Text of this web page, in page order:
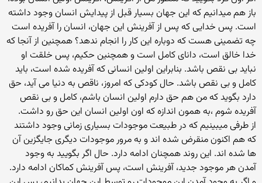
باز هم میدانیم که این جهان بسیار قبل از پیدایش انسان وجود داشته
است. پس خدایی که پس از آفرینش این جهان، انسان را آفریده است
چه تضمینی هست که دوباره این کار را انجام ندهد؟ همچنین از آنجا که
خدا خالق است، دانای کامل است و همچنین حکیم، پس خلقت او
نباید بی نقص باشد. بنابراین اولین انسانی که آفریده شده است، باید
کامل و بی نقص باشد. حال کودکی که امروز، ناقص به دنیا می آید، حق
دارد بگوید که من هم حق دارم اولین انسان باشم، کامل و بی نقص
آفریده شوم ،به همون اندازه که اون اولین انسان این حق رو داشت.
از طرفی میبینیم که در طبیعت موجودات بسیاری زمانی وجود داشتند
که هم اکنون منقرض شده اند و به مرور موجودات دیگری جایگزین آن
ها شده اند. این روند همچنان ادامه دارد. حال اگر بگویید به وجود
آمدن هر موجود جدید، آفرینش است، پس آفرینش کماکان ادامه دارد.